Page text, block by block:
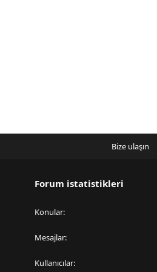
Bize ulaşın
Forum istatistikleri
Konular
Mesajlar
Kullanıcılar